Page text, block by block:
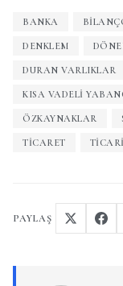
BANKA
DENKLEM
DURAN VARLIKLAR
KISA VADELI
ÖZKAYNAKLAR
TICARET TICARI
PAYLAŞ